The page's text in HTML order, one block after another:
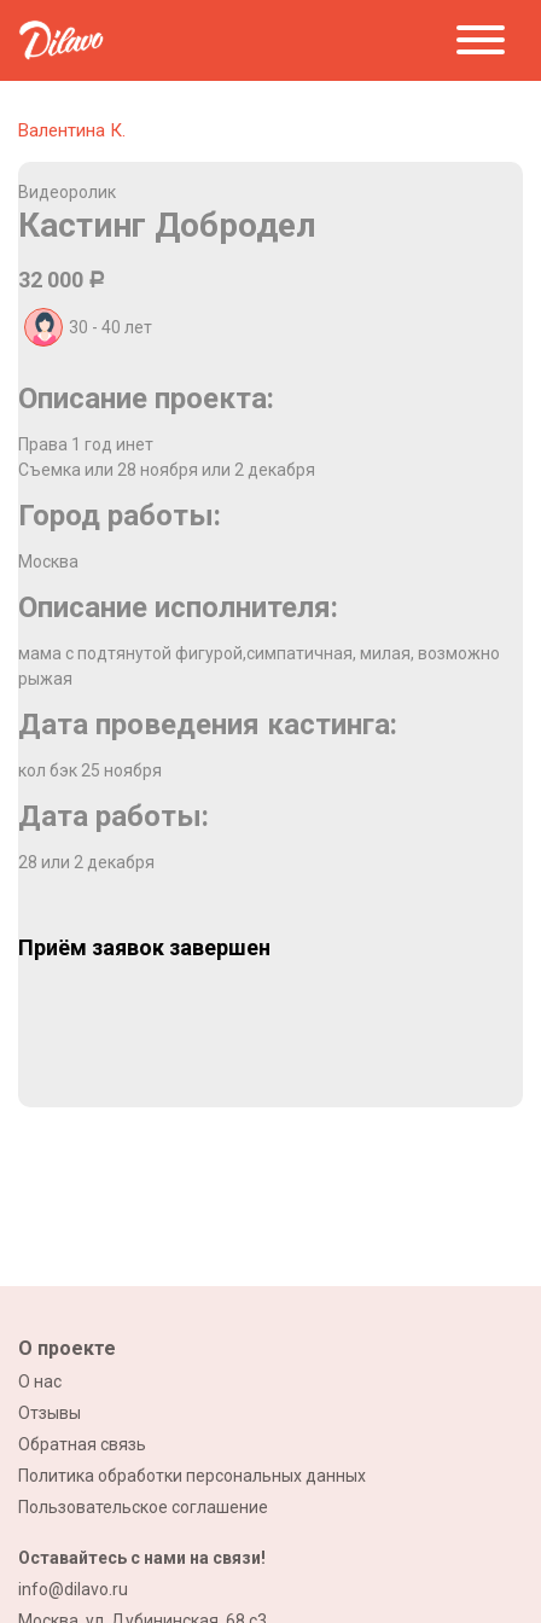
Валентина К.
Видеоролик
Кастинг Добродел
32 000 Р
30 - 40 лет
Описание проекта:
Права 1 год инет
Съемка или 28 ноября или 2 декабря
Город работы:
Москва
Описание исполнителя:
мама с подтянутой фигурой,симпатичная, милая, возможно
рыжая
Дата проведения кастинга:
кол бэк 25 ноября
Дата работы:
28 или 2 декабря
Приём заявок завершен
О проекте
О нас
Отзывы
Обратная связь
Политика обработки персональных данных
Пользовательское соглашение
Оставайтесь с нами на связи!
info@dilavo.ru